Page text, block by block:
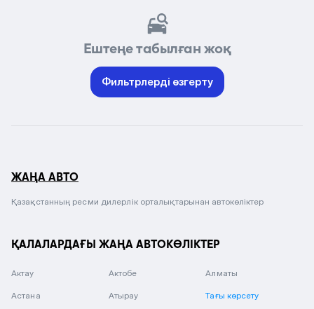
Ештеңе табылған жоқ
Фильтрлерді өзгерту
ЖАҢА АВТО
Қазақстанның ресми дилерлік орталықтарынан автокөліктер
ҚАЛАЛАРДАҒЫ ЖАҢА АВТОКӨЛІКТЕР
Актау Актобе Алматы
Астана Атырау Тағы көрсету